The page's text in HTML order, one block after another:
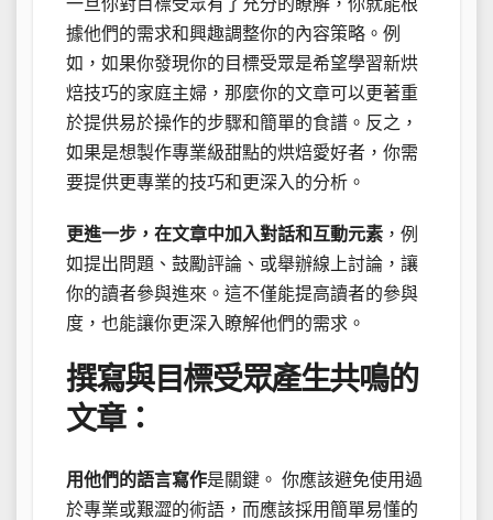
一旦你對目標受眾有了充分的瞭解，你就能根
據他們的需求和興趣調整你的內容策略。例
如，如果你發現你的目標受眾是希望學習新烘
焙技巧的家庭主婦，那麼你的文章可以更著重
於提供易於操作的步驟和簡單的食譜。反之，
如果是想製作專業級甜點的烘焙愛好者，你需
要提供更專業的技巧和更深入的分析。
更進一步，在文章中加入對話和互動元素 ，例
如提出問題、鼓勵評論、或舉辦線上討論，讓
你的讀者參與進來。這不僅能提高讀者的參與
度，也能讓你更深入瞭解他們的需求。
撰寫與目標受眾產生共鳴的
文章：
用他們的語言寫作是關鍵。 你應該避免使用過
於專業或艱澀的術語，而應該採用簡單易懂的